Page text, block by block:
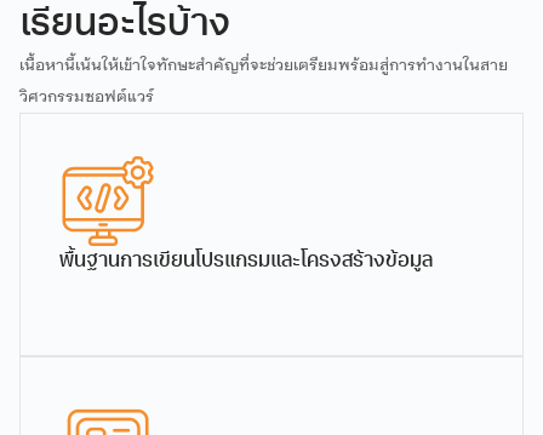
เรียนอะไรบ้าง
เนื้อหานี้เน้นให้เข้าใจทักษะสำคัญที่จะช่วยเตรียมพร้อมสู่การทำงานในสาย
วิศวกรรมซอฟต์แวร์
พื้นฐานการเขียนโปรแกรมและโครงสร้างข้อมูล
โครงสร้างหลักสูตร
บัณฑิต สาขา
วิศวกรรม
นานาชาติ/หลักสูตร
ปรับปรุง)
...
บัณฑิต สาขา
ผู้ช่วยศาสตราจารย์